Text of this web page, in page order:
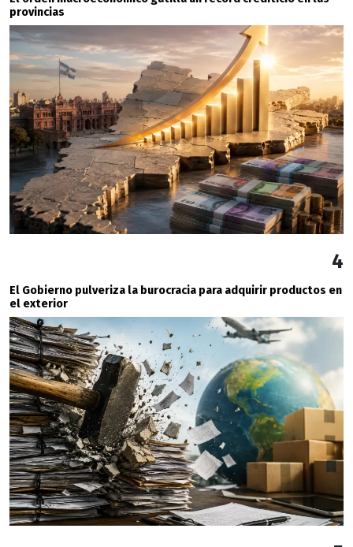
provincias
4
El Gobierno pulveriza la burocracia para adquirir productos en
el exterior